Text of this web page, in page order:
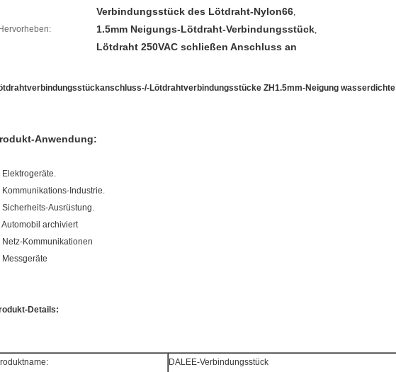
Hervorheben:
Verbindungsstück des Lötdraht-Nylon66,
1.5mm Neigungs-Lötdraht-Verbindungsstück,
Lötdraht 250VAC schließen Anschluss an
Lötdrahtverbindungsstücke ZH1.5mm-Neigung wasserdichte
Anwendung:
Elektrogeräte.
Kommunikations-Industrie.
Sicherheits-Ausrüstung.
Automobil archiviert
Netz-Kommunikationen
Messgeräte
Details:
DALEE-Verbindungsstück